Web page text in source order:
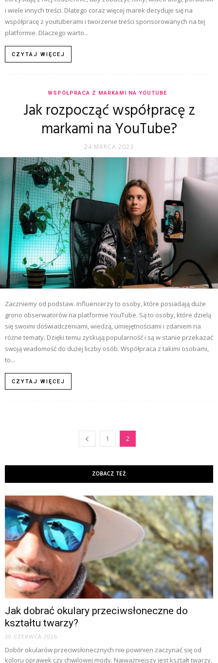
i wiele innych treści. Dlatego coraz więcej marek decyduje się na
współpracę z youtuberami i tworzenie treści sponsorowanych na tej
platformie. Dlaczego warto...
CZYTAJ WIĘCEJ
WSPÓŁPRACA Z MARKAMI NA YOUTUBE
Jak rozpocząć współpracę z
markami na YouTube?
24 MARCA 2023
Zaczniemy od podstaw. Influencerzy to osoby, które posiadają duże
grono obserwatorów na platformie YouTube. Są to osoby, które dzielą
się swoimi doświadczeniami, wiedzą, umiejętnościami i zdaniem na
różne tematy. Dzięki temu zyskują popularność i są w stanie przekazać
swoją wiadomość do dużej liczby osób. Współpraca z takimi osobami,
to...
CZYTAJ WIĘCEJ
1 2
ZOBACZ TEŻ
Jak dobrać okulary przeciwsłoneczne do
kształtu twarzy?
30 CZERWCA 2026
Dobór okularów przeciwsłonecznych nie powinien zaczynać się od
koloru oprawek czy chwilowej mody. Najważniejszy jest kształt twarzy,